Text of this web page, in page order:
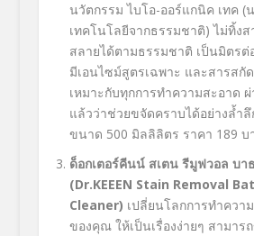
นวัตกรรม ไบโอ-ออร์แกนิค เทค (
เทคโนโลยีจากธรรมชาติ) ไม่ทิ้งส
สลายได้ตามธรรมชาติ เป็นมิตรต่
มีเอนไซม์สูตรเฉพาะ และสารสกั
เหมาะกับทุกการทำความสะอาด
แล้วว่าช่วยขจัดคราบได้อย่างล้ำลึ
ขนาด 500 มิลลิลิตร ราคา 189 บ
ด็อกเตอร์คีนน์ สเตน รีมูฟวอล บา
(Dr.KEEEN Stain Removal
Cleaner) เปลี่ยนโลกการทำควา
ของคุณ ให้เป็นเรื่องง่ายๆ สามาร